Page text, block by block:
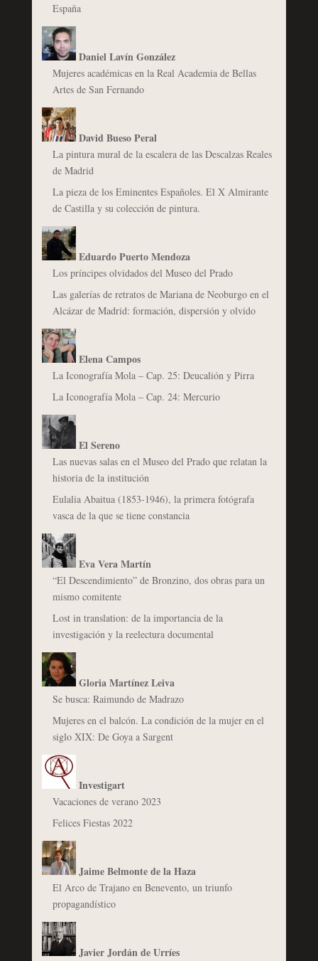
España
Daniel Lavín González
Mujeres académicas en la Real Academia de Bellas
Artes de San Fernando
David Bueso Peral
La pintura mural de la escalera de las Descalzas Reales
de Madrid
La pieza de los Eminentes Españoles. El X Almirante
de Castilla y su colección de pintura.
Eduardo Puerto Mendoza
Los príncipes olvidados del Museo del Prado
Las galerías de retratos de Mariana de Neoburgo en el
Alcázar de Madrid: formación, dispersión y olvido
Elena Campos
La Iconografía Mola – Cap. 25: Deucalión y Pirra
La Iconografía Mola – Cap. 24: Mercurio
El Sereno
Las nuevas salas en el Museo del Prado que relatan la
historia de la institución
Eulalia Abaitua (1853-1946), la primera fotógrafa
vasca de la que se tiene constancia
Eva Vera Martín
“El Descendimiento” de Bronzino, dos obras para un
mismo comitente
Lost in translation: de la importancia de la
investigación y la reelectura documental
Gloria Martínez Leiva
Se busca: Raimundo de Madrazo
Mujeres en el balcón. La condición de la mujer en el
siglo XIX: De Goya a Sargent
Investigart
Vacaciones de verano 2023
Felices Fiestas 2022
Jaime Belmonte de la Haza
El Arco de Trajano en Benevento, un triunfo
propagandístico
Javier Jordán de Urríes